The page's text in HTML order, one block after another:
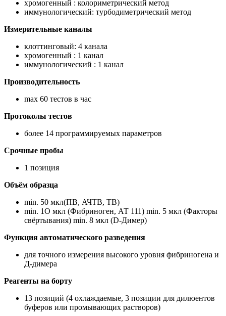
хромогенный : колориметрический метод
иммунологический: турбодиметрический метод
Измерительные каналы
клоттинговый: 4 канала
хромогенный : 1 канал
иммунологический : 1 канал
Производительность
mах 60 тестов в час
Протоколы тестов
более 14 программируемых параметров
Срочные пробы
1 позиция
Объём образца
min. 50 мкл(ПВ, АЧТВ, ТВ)
min. 1О мкл (Фибриноген, АТ 111) min. 5 мкл (Факторы
свёртывания) min. 8 мкл (D-Димер)
Функция автоматического разведения
для точного измерения высокого уровня фибриногена и
Д-димера
Реагенты на борту
13 позиций (4 охлаждаемые, 3 позиции для дилюентов
буферов или промывающих растворов)